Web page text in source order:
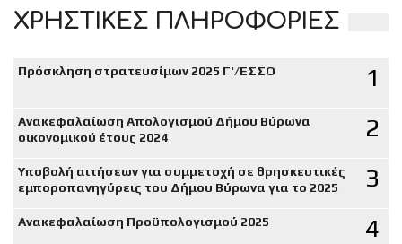
ΧΡΗΣΤΙΚΕΣ ΠΛΗΡΟΦΟΡΙΕΣ
Πρόσκληση στρατευσίμων 2025 Γ'/ΕΣΣΟ 1
Ανακεφαλαίωση Απολογισμού Δήμου Βύρωνα
οικονομικού έτους 2024
2
Υποβολή αιτήσεων για συμμετοχή σε θρησκευτικές
εμποροπανηγύρεις του Δήμου Βύρωνα για το 2025
3
Ανακεφαλαίωση Προϋπολογισμού 2025 4